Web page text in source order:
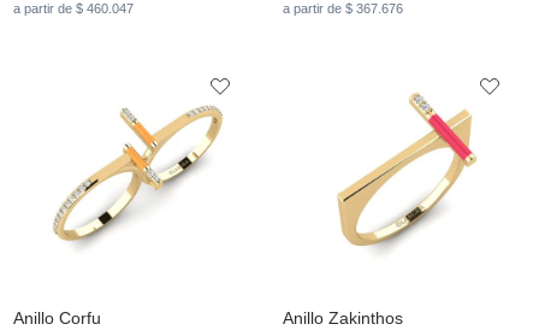
a partir de $ 460.047 a partir de $ 367.676
Anillo Corfu Anillo Zakinthos